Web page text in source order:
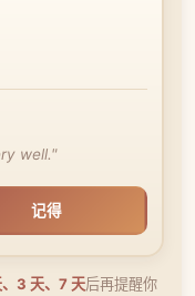
well."
记得
、3 天、7 天后再提醒你